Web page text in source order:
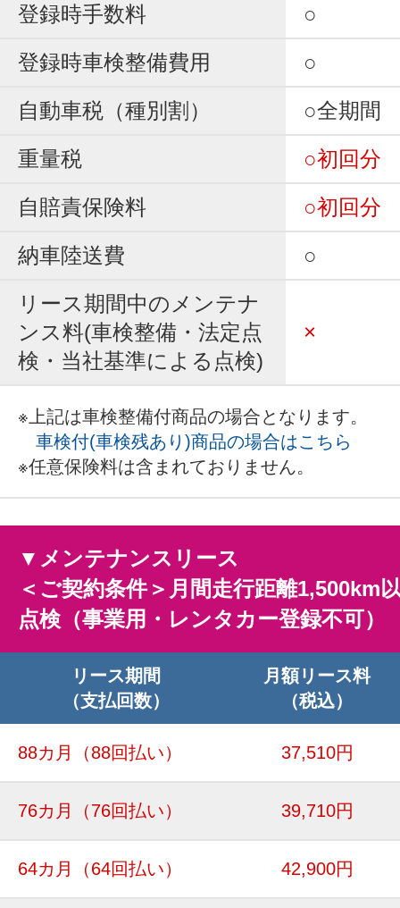
登録時手数料
○
登録時車検整備費用
○
自動車税（種別割）
○全期間
重量税
○初回分
自賠責保険料
○初回分
納車陸送費
○
リース期間中のメンテナ
ンス料(車検整備・法定点
検・当社基準による点検)
×
※上記は車検整備付商品の場合となります。
車検付(車検残あり)商品の場合はこちら
※任意保険料は含まれておりません。
▼メンテナンスリース
＜ご契約条件＞月間走行距離1,500km
点検（事業用・レンタカー登録不可）
リース期間
（支払回数）
月額リース料
（税込）
88カ月 （88回払い） 37,510円
76カ月 （76回払い） 39,710円
64カ月 （64回払い） 42,900円